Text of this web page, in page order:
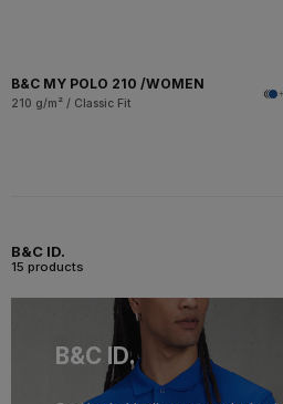
B&C MY POLO 210 /WOMEN
210 g/m² / Classic Fit
B&C ID.
15 products
B&C ID.